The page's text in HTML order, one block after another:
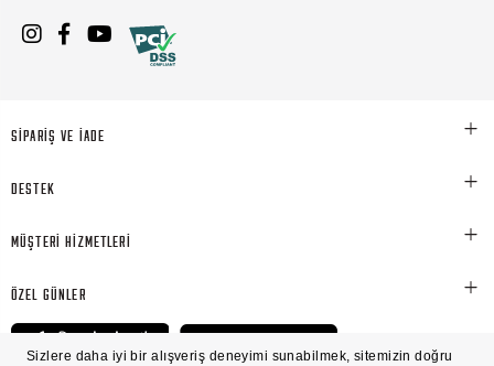
SİPARİŞ VE İADE
DESTEK
MÜŞTERİ HİZMETLERİ
ÖZEL GÜNLER